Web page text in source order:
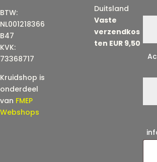
BTW:
NL001218366
B47
KVK:
73368717
Kruidshop is
onderdeel
van FMEP
Webshops
Duitsland
Vaste
verzendkos
ten EUR 9,50